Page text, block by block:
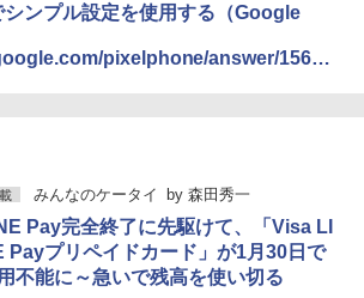
ンプル設定を使用する（Google
pixelphone/answer/15683
みんなのケータイ by 森田秀一
Pay完全終了に先駆けて、「Visa LI
Payプリペイドカード」が1月30日で
不能に～急いで残高を使い切る